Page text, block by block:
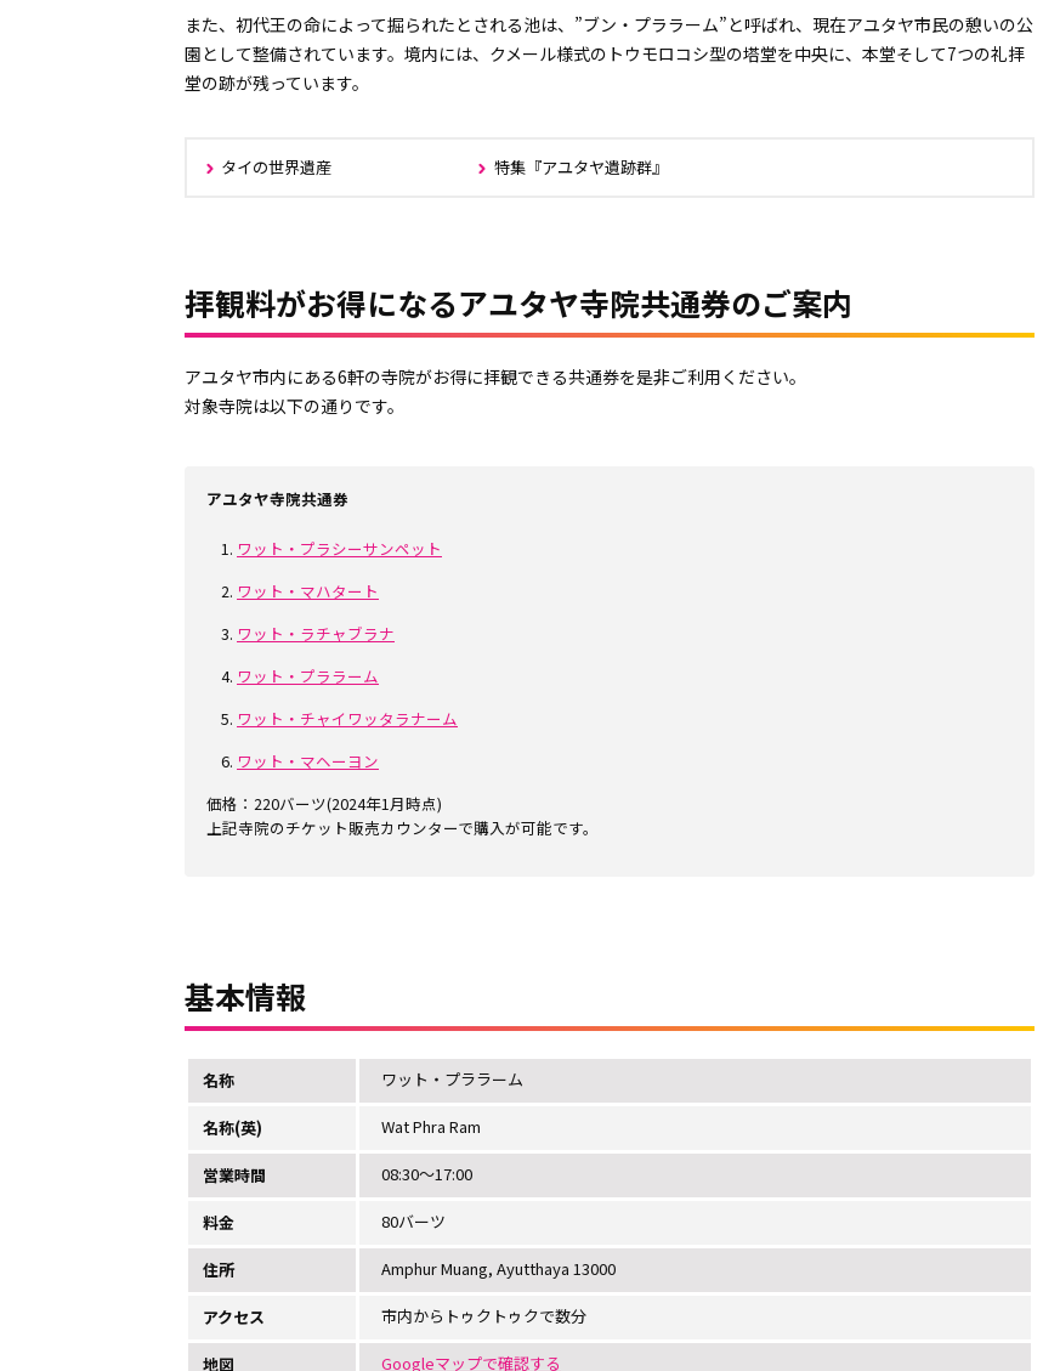
また、初代王の命によって掘られたとされる池は、”ブン・プララーム”と呼ばれ、現在アユタヤ市民の憩いの公
園として整備されています。境内には、クメール様式のトウモロコシ型の塔堂を中央に、本堂そして7つの礼拝
堂の跡が残っています。
タイの世界遺産 特集『アユタヤ遺跡群』
拝観料がお得になるアユタヤ寺院共通券のご案内
アユタヤ市内にある6軒の寺院がお得に拝観できる共通券を是非ご利用ください。
対象寺院は以下の通りです。
アユタヤ寺院共通券
ワット・プラシーサンペット
ワット・マハタート
ワット・ラチャブラナ
ワット・プララーム
ワット・チャイワッタラナーム
ワット・マヘーヨン
価格：220バーツ(2024年1月時点)
上記寺院のチケット販売カウンターで購入が可能です。
基本情報
名称 ワット・プララーム
名称(英) Wat Phra Ram
営業時間 08:30～17:00
料金 80バーツ
住所 Amphur Muang, Ayutthaya 13000
アクセス 市内からトゥクトゥクで数分
地図 Googleマップで確認する